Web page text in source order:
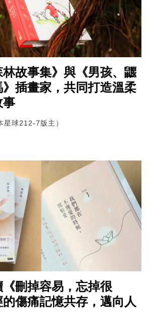
故事集》與《男孩、鼴
插畫家，共同打造溫柔
事
星球212-7版主）
刪掉容易，忘掉很
傷痛記憶共存，邁向人